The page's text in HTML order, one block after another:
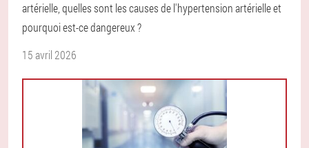
artérielle, quelles sont les causes de l'hypertension artérielle et
pourquoi est-ce dangereux ?
15 avril 2026